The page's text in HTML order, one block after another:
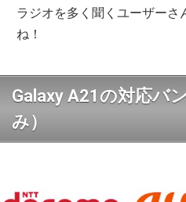
ラジオを多く聞くユーザーさ
ね！
Galaxy A21の対応バ
み）